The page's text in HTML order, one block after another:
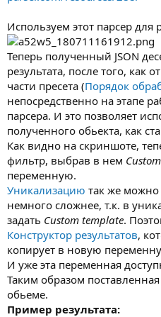
Используем этот парсер
Теперь полученный JSON
результата, после того, как
части пресета (Порядок
непосредственно на этапе
парсера. И это позволяет
полученного обьекта, как
Как видно на скриншоте,
фильтр, выбрав в нем
переменную.
Уникализацию так же можно
немного сложнее, т.к. в
задать Custom template.
Конструктор результатов,
копирует в новую
И уже эта переменная
Таким образом
обьеме.
Пример результата: